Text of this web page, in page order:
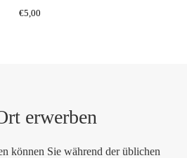
€5,00
erwerben
können Sie während der üblichen